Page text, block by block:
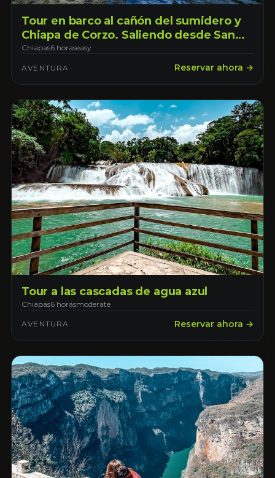
Tour en barco al cañón del sumidero y
Chiapa de Corzo. Saliendo desde San
Cristobal de las Casas
Chiapas6 horaseasy
AVENTURA Reservar ahora →
Tour a las cascadas de agua azul
Chiapas6 horasmoderate
AVENTURA Reservar ahora →